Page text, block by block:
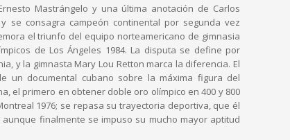
Mastrángelo y una última anotación de Carlos
se consagra campeón continental por segunda vez
el triunfo del equipo norteamericano de gimnasia
de Los Ángeles 1984. La disputa se define por
y la gimnasta Mary Lou Retton marca la diferencia. El
un documental cubano sobre la máxima figura del
el primero en obtener doble oro olímpico en 400 y 800
1976; se repasa su trayectoria deportiva, que él
finalmente se impuso su mucho mayor aptitud